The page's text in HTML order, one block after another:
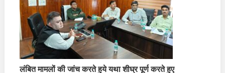
लंबित मामलों की जांच करते हुये यथा शीघ्र पूर्ण करते हुए